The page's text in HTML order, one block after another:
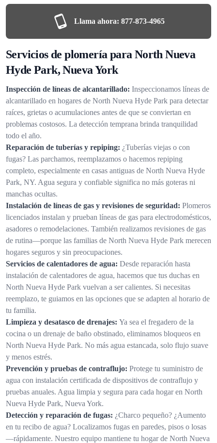
Llama ahora: 877-873-4965
Servicios de plomería para North Nueva
Hyde Park, Nueva York
Inspección de líneas de alcantarillado: Inspeccionamos líneas de
alcantarillado en hogares de North Nueva Hyde Park para detectar
raíces, grietas o acumulaciones antes de que se conviertan en
problemas costosos. La detección temprana brinda tranquilidad
todo el año.
Reparación de tuberías y repiping: ¿Tuberías viejas o con
fugas? Las parchamos, reemplazamos o hacemos repiping
completo, especialmente en casas antiguas de North Nueva Hyde
Park, NY. Agua segura y confiable significa no más goteras ni
manchas ocultas.
Instalación de líneas de gas y revisiones de seguridad: Plomeros
licenciados instalan y prueban líneas de gas para electrodomésticos,
asadores o remodelaciones. También realizamos revisiones de gas
de rutina—porque las familias de North Nueva Hyde Park merecen
hogares seguros y sin preocupaciones.
Servicios de calentadores de agua: Desde reparación hasta
instalación de calentadores de agua, hacemos que tus duchas en
North Nueva Hyde Park vuelvan a ser calientes. Si necesitas
reemplazo, te guiamos en las opciones que se adapten al horario de
tu familia.
Limpieza y desatasco de drenajes: Ya sea el fregadero de la
cocina o un drenaje de baño obstinado, eliminamos bloqueos en
North Nueva Hyde Park. No más agua estancada, solo flujo suave
y menos estrés.
Prevención y pruebas de contraflujo: Protege tu suministro de
agua con instalación certificada de dispositivos de contraflujo y
pruebas anuales. Agua limpia y segura para cada hogar en North
Nueva Hyde Park, Nueva York.
Detección y reparación de fugas: ¿Charco pequeño? ¿Aumento
en tu recibo de agua? Localizamos fugas en paredes, pisos o losas
—rápidamente. Nuestro equipo mantiene tu hogar de North Nueva